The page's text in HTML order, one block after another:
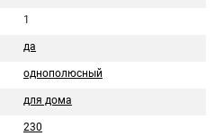
1
да
однополюсный
для дома
230